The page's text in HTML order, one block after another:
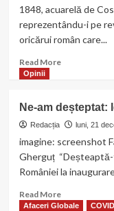
o
oportunitate
școala
în
era
1848, acuarelă de
reprezentându-i pe
oricărui român care...
Read MoreRead
noastră
cu
patriotismul
Opinii
Ne-am deșteptat:
Redacția luni, 21
imagine: screenshot
Gherguț “Deșteaptă-
României la
Read MoreRead
more
Afaceri Globale